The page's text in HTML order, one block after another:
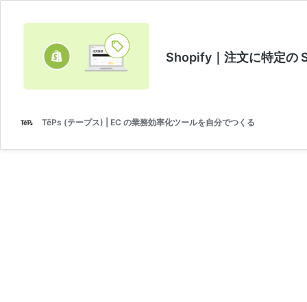
Shopify｜注文に特定の
TēPs (テープス) | EC の業務効率化ツールを自分でつくる